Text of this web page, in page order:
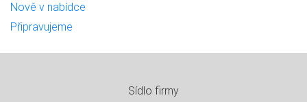
Nově v nabídce
Připravujeme
Sídlo firmy